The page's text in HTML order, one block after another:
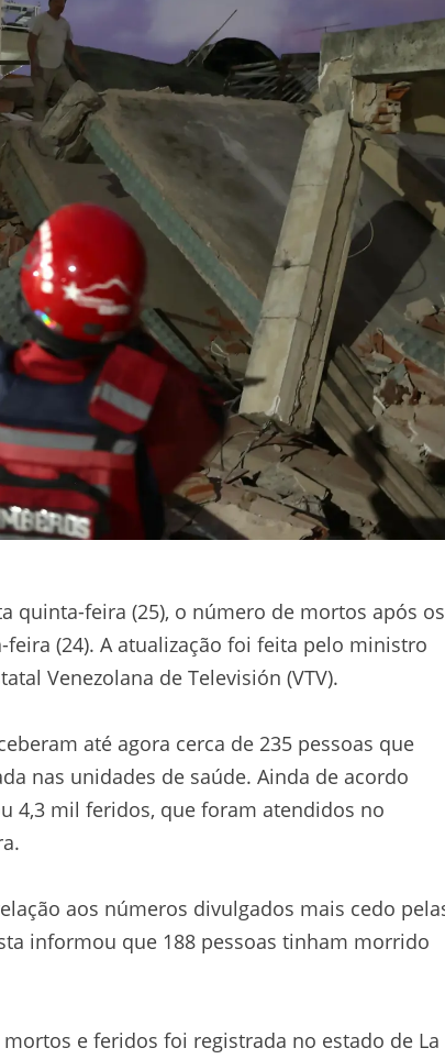
quinta-feira (25), o número de mortos após os
(24). A atualização foi feita pelo ministro
Venezolana de Televisión (VTV).
até agora cerca de 235 pessoas que
nas unidades de saúde. Ainda de acordo
4,3 mil feridos, que foram atendidos no
aos números divulgados mais cedo
informou que 188 pessoas tinham morrido
e feridos foi registrada no estado de La